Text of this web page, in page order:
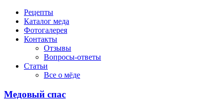
Рецепты
Каталог меда
Фотогалерея
Контакты
Отзывы
Вопросы-ответы
Статьи
Все о мёде
Медовый спас